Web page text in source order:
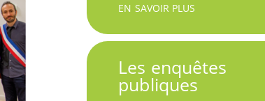
EN SAVOIR PLUS
Les enquêtes
publiques